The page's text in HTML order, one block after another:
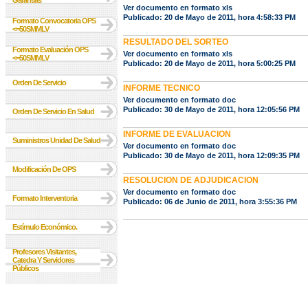
Formato Convocatoria OPS
<=50SMMLV
Formato Evaluación OPS
<=50SMMLV
Orden De Servicio
Orden De Servicio En Salud
Suministros Unidad De Salud
Modificación De OPS
Formato Interventoria
Estímulo Económico.
Profesores Visitantes,
Catedra Y Servidores
Públicos
Ver documento en formato xls
Publicado: 20 de Mayo de 2011, hora 4:58:33 PM
RESULTADO DEL SORTEO
Ver documento en formato xls
Publicado: 20 de Mayo de 2011, hora 5:00:25 PM
INFORME TECNICO
Ver documento en formato doc
Publicado: 30 de Mayo de 2011, hora 12:05:56 PM
INFORME DE EVALUACION
Ver documento en formato doc
Publicado: 30 de Mayo de 2011, hora 12:09:35 PM
RESOLUCION DE ADJUDICACION
Ver documento en formato doc
Publicado: 06 de Junio de 2011, hora 3:55:36 PM